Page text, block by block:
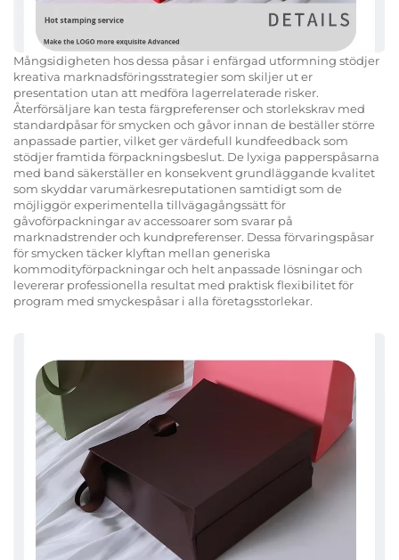
Mångsidigheten hos dessa påsar i enfärgad utformning stödjer
kreativa marknadsföringsstrategier som skiljer ut er
presentation utan att medföra lagerrelaterade risker.
Återförsäljare kan testa färgpreferenser och storlekskrav med
standardpåsar för smycken och gåvor innan de beställer större
anpassade partier, vilket ger värdefull kundfeedback som
stödjer framtida förpackningsbeslut. De lyxiga papperspåsarna
med band säkerställer en konsekvent grundläggande kvalitet
som skyddar varumärkesreputationen samtidigt som de
möjliggör experimentella tillvägagångssätt för
gåvoförpackningar av accessoarer som svarar på
marknadstrender och kundpreferenser. Dessa förvaringspåsar
för smycken täcker klyftan mellan generiska
kommodityförpackningar och helt anpassade lösningar och
levererar professionella resultat med praktisk flexibilitet för
program med smyckespåsar i alla företagsstorlekar.